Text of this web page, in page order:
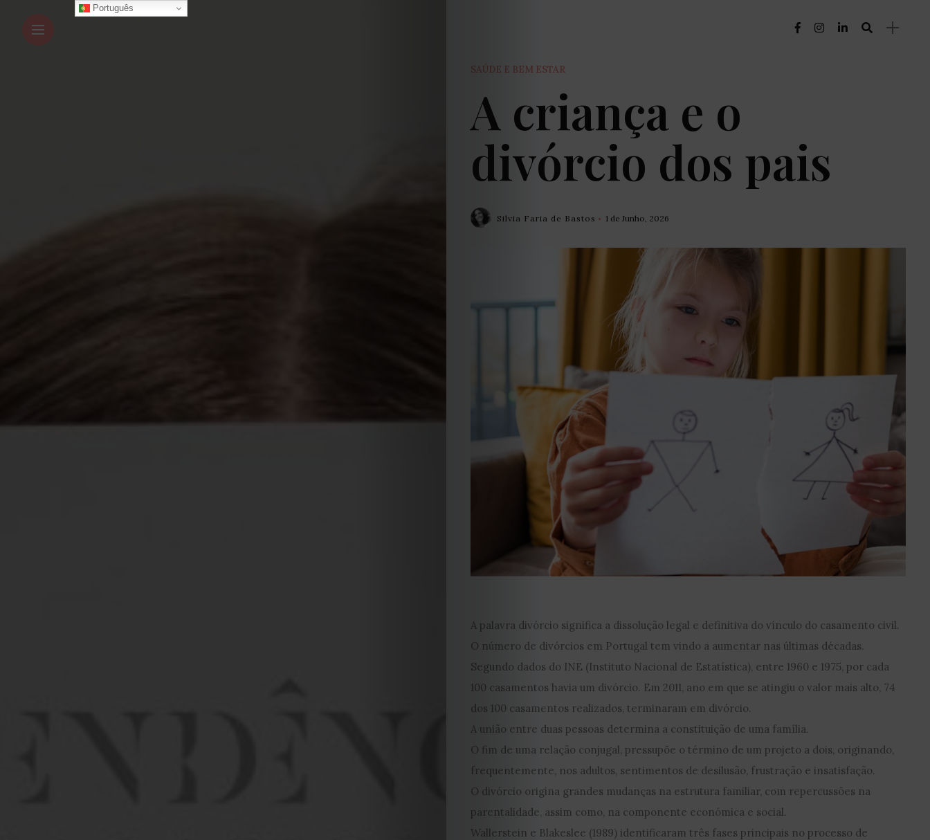
SAÚDE E BEM ESTAR
A criança e o
divórcio dos pais
Silvia Faria de Bastos 1 de Junho, 2026
A palavra divórcio significa a dissolução legal e definitiva do vínculo do casamento civil.
O número de divórcios em Portugal tem vindo a aumentar nas últimas décadas.
Segundo dados do INE (Instituto Nacional de Estatística), entre 1960 e 1975, por cada
100 casamentos havia um divórcio. Em 2011, ano em que se atingiu o valor mais alto, 74
dos 100 casamentos realizados, terminaram em divórcio.
A união entre duas pessoas determina a constituição de uma família.
O fim de uma relação conjugal, pressupõe o término de um projeto a dois, originando,
frequentemente, nos adultos, sentimentos de desilusão, frustração e insatisfação.
O divórcio origina grandes mudanças na estrutura familiar, com repercussões na
parentalidade, assim como, na componente económica e social.
Wallerstein e Blakeslee (1989) identificaram três fases principais no processo de
Português